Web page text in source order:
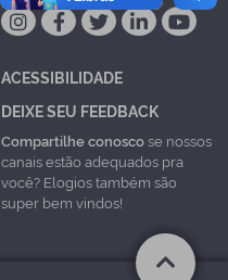
ACESSIBILIDADE
DEIXE SEU FEEDBACK
Compartilhe conoscose nossos
canais estão adequados pra
você? Elogios também são
super bem vindos!